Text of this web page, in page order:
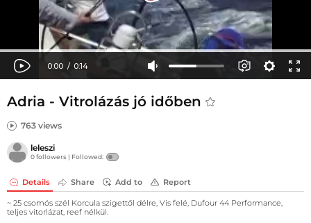
Adria - Vitrolázás jó időben
763 views
leleszi
0 followers | Followed:
Details Share Add to Report
~ 25 csomós szél Korcula szigettől délre, Vis felé, Dufour 44 Performance,
teljes vitorlázat, reef nélkül.